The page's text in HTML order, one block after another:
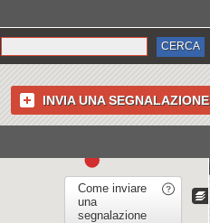
INVIA UNA SEGNALAZIONE
Come inviare
una
segnalazione